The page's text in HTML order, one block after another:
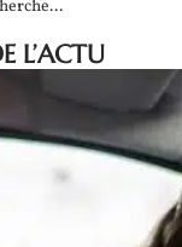
L’ACTU